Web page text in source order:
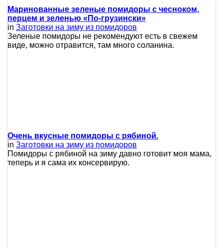
Маринованные зеленые помидоры с чесноком,
перцем и зеленью «По-грузински»
in Заготовки на зиму из помидоров
Зеленые помидоры не рекомендуют есть в свежем
виде, можно отравится, там много соланина.
Очень вкусные помидоры с рябиной.
in Заготовки на зиму из помидоров
Помидоры с рябиной на зиму давно готовит моя мама,
теперь и я сама их консервирую.